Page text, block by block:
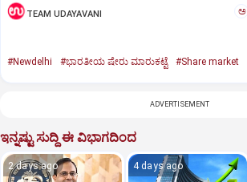
TEAM UDAYAVANI ಅ
#Newdelhi #ಭಾರತೀಯ ಷೇರು ಮಾರುಕಟ್ಟೆ #Share market
ADVERTISEMENT
ಇನ್ನಷ್ಟು ಸುದ್ದಿ ಈ ವಿಭಾಗದಿಂದ
2 days ago 4 days ago